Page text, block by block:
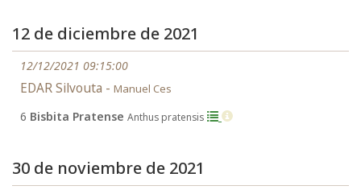
12 de diciembre de 2021
12/12/2021 09:15:00
EDAR Silvouta - Manuel Ces
6 Bisbita Pratense Anthus pratensis
30 de noviembre de 2021